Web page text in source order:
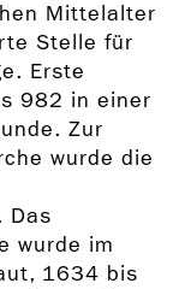
Mittelalter
Stelle für
Erste
982 in einer
Zur
wurde die
Das
wurde im
1634 bis